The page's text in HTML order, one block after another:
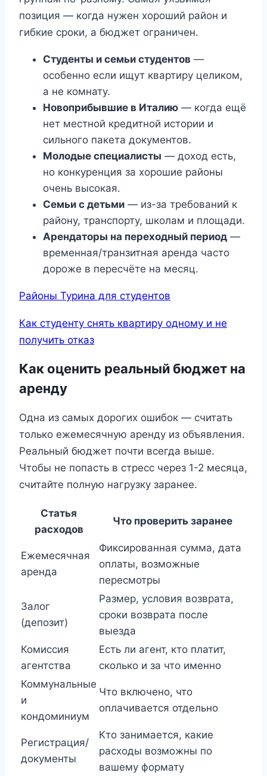
позиция — когда нужен хороший район и
гибкие сроки, а бюджет ограничен.
Студенты и семьи студентов —
особенно если ищут квартиру целиком,
а не комнату.
Новоприбывшие в Италию — когда ещё
нет местной кредитной истории и
сильного пакета документов.
Молодые специалисты — доход есть,
но конкуренция за хорошие районы
очень высокая.
Семьи с детьми — из-за требований к
району, транспорту, школам и площади.
Арендаторы на переходный период —
временная/транзитная аренда часто
дороже в пересчёте на месяц.
Районы Турина для студентов
Как студенту снять квартиру одному и не
получить отказ
Как оценить реальный бюджет на
аренду
Одна из самых дорогих ошибок — считать
только ежемесячную аренду из объявления.
Реальный бюджет почти всегда выше.
Чтобы не попасть в стресс через 1-2 месяца,
считайте полную нагрузку заранее.
Статья
расходов
Что проверить заранее
Ежемесячная
аренда
Фиксированная сумма, дата
оплаты, возможные
пересмотры
Залог
(депозит)
Размер, условия возврата,
сроки возврата после
выезда
Комиссия
агентства
Есть ли агент, кто платит,
сколько и за что именно
Коммунальные
и
кондоминиум
Что включено, что
оплачивается отдельно
Регистрация/
документы
Кто занимается, какие
расходы возможны по
вашему формату